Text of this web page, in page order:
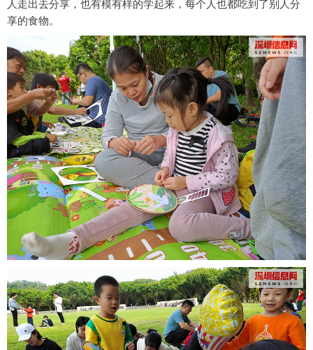
人走出去分享，也有模有样的学起来，每个人也都吃到了别人分
享的食物。